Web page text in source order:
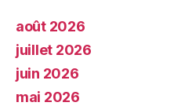
août 2026
juillet 2026
juin 2026
mai 2026